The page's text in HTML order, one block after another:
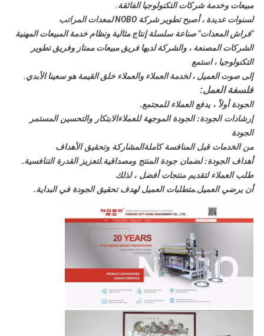
مبيعات وخدمة شركات التكنولوجيا الفائقة.
لسنوات عديدة ، أصبح تطوير شركة NOBO لمعدات المراتب
"فراش المعدات" صناعة سلسلة إنتاج مثالية ونظام خدمة المبيعات المهنية
الشركات المصنعة ، والشركة لديها فريق مبيعات ممتاز وفريق تطوير
التكنولوجيا ، استمع
إلى صوت العميل ، لخدمة العملاء والعملاء خلق القيمة هو سعينا الأبدي.
فلسفة العمل:
الجودة أولاً ، يدفع العملاء للمجتمع.
إرشادات الجودة: الجودة الموجهة للعملاءالابتكار والتحسين المستمر
الجودة
من الخدمات قبل المنافسة كاملةالمشاركة وتحقيق الأهداف
أهداف الجودة: لضمان جودة المنتج ومصداقية.لتعزيز القدرة التنافسية.
طلب العملاء لتقديم منتجات أفضل ، لذلك
أن يرضي العميل.متطلبات العميل لهدف تحقيق الجودة في البداية.